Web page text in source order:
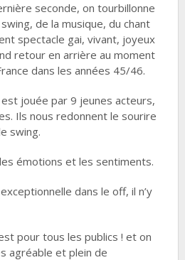
seconde, on tourbillonne
de la musique, du chant
spectacle gai, vivant, joyeux
retour en arrière au moment
dans les années 45/46.
jouée par 9 jeunes acteurs,
Ils nous redonnent le sourire
swing.
émotions et les sentiments.
dans le off, il n’y
pour tous les publics ! et on
agréable et plein de